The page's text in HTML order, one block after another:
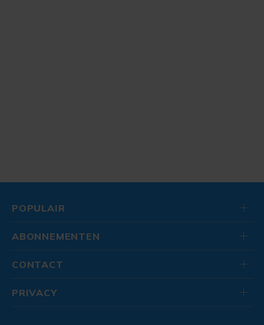
POPULAIR
ABONNEMENTEN
CONTACT
PRIVACY